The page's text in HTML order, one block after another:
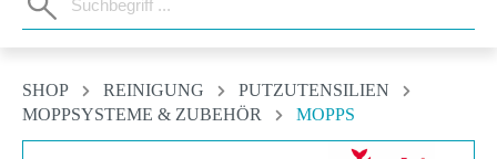
SHOP REINIGUNG
PUTZUTENSILIEN
MOPPSYSTEME & ZUBEHÖR
MOPPS